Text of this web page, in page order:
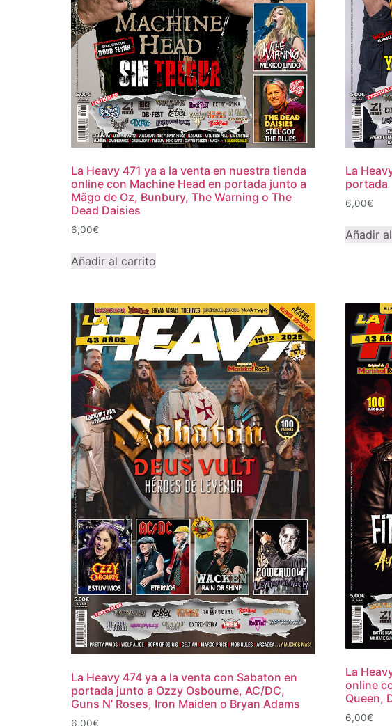
La Heavy 471 ya a la venta en nuestra tienda
online con Machine Head en portada junto a
Mägo de Oz, Bunbury, The Warning o The
Dead Daisies
6,00€
Añadir al carrito
La
portada
6,00€
Añadir
La Heavy 474 ya a la venta con Sabaton en
portada junto a Ozzy Osbourne, AC/DC,
Guns N’ Roses, Iron Maiden o Bryan Adams
6,00€
La
online
Queen,
6,00€